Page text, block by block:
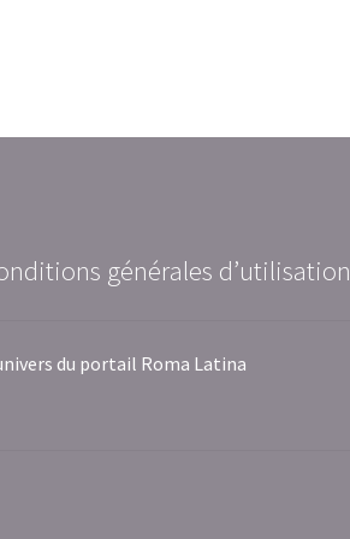
générales d’utilisation
du portail Roma Latina